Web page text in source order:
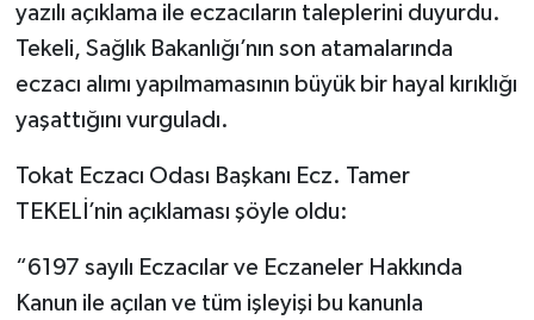
yazılı açıklama ile eczacıların taleplerini duyurdu.
Tekeli, Sağlık Bakanlığı’nın son atamalarında
eczacı alımı yapılmamasının büyük bir hayal kırıklığı
yaşattığını vurguladı.
Tokat Eczacı Odası Başkanı Ecz. Tamer
TEKELİ’nin açıklaması şöyle oldu:
“6197 sayılı Eczacılar ve Eczaneler Hakkında
Kanun ile açılan ve tüm işleyişi bu kanunla